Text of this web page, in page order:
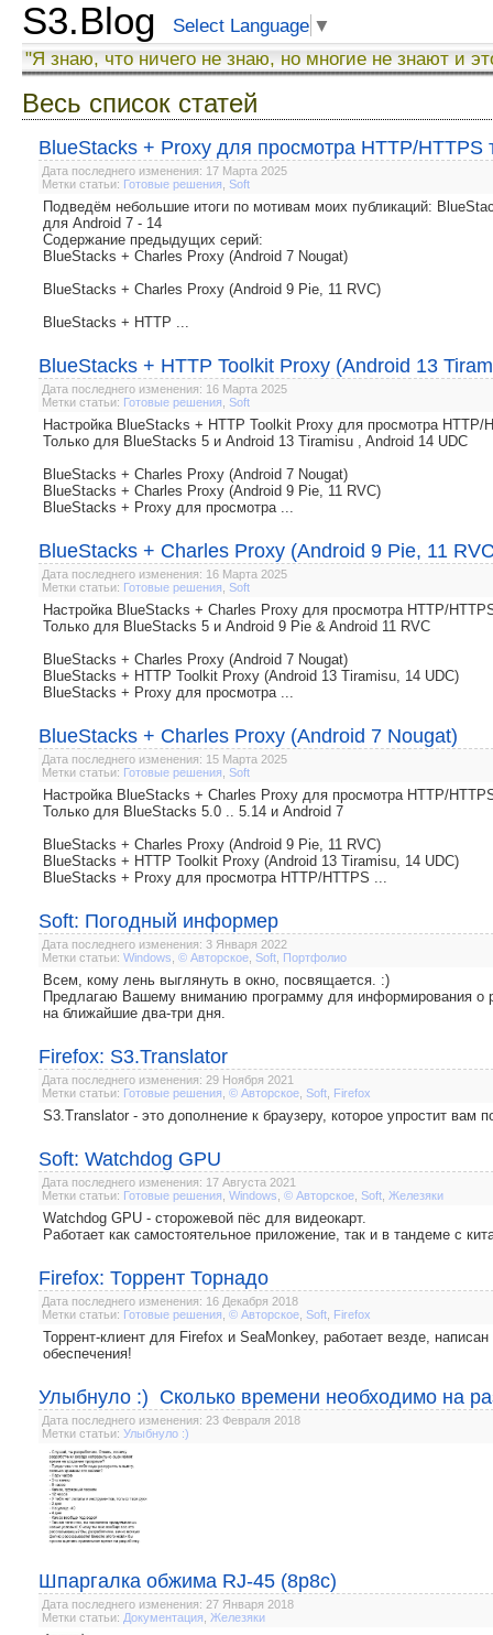
S3.Blog Select Language ▼
"Я знаю, что ничего не знаю, но многие не знают и
Весь список статей
BlueStacks + Proxy для просмотра HTTP/HTTPS
Дата последнего изменения: 17 Марта 2025
Метки статьи: Готовые решения Soft
Подведём небольшие итоги по мотивам моих публикаций:
для Android 7 - 14
Содержание предыдущих серий:
BlueStacks + Charles Proxy (Android 7 Nougat)
BlueStacks + Charles Proxy (Android 9 Pie, 11 RVC)
BlueStacks + HTTP ...
BlueStacks + HTTP Toolkit Proxy (Android 13
Дата последнего изменения: 16 Марта 2025
Метки статьи: Готовые решения Soft
Настройка BlueStacks + HTTP Toolkit Proxy для просмотра HTTP/
Только для BlueStacks 5 и Android 13 Tiramisu , Android 14 UDC
BlueStacks + Charles Proxy (Android 7 Nougat)
BlueStacks + Charles Proxy (Android 9 Pie, 11 RVC)
BlueStacks + Proxy для просмотра ...
BlueStacks + Charles Proxy (Android 9 Pie, 11
Дата последнего изменения: 16 Марта 2025
Метки статьи: Готовые решения Soft
Настройка BlueStacks + Charles Proxy для просмотра HTTP/
Только для BlueStacks 5 и Android 9 Pie & Android 11 RVC
BlueStacks + Charles Proxy (Android 7 Nougat)
BlueStacks + HTTP Toolkit Proxy (Android 13 Tiramisu, 14 UDC)
BlueStacks + Proxy для просмотра ...
BlueStacks + Charles Proxy (Android 7 Nougat)
Дата последнего изменения: 15 Марта 2025
Метки статьи: Готовые решения Soft
Настройка BlueStacks + Charles Proxy для просмотра HTTP/
Только для BlueStacks 5.0 .. 5.14 и Android 7
BlueStacks + Charles Proxy (Android 9 Pie, 11 RVC)
BlueStacks + HTTP Toolkit Proxy (Android 13 Tiramisu, 14 UDC)
BlueStacks + Proxy для просмотра HTTP/HTTPS ...
Soft: Погодный информер
Дата последнего изменения: 3 Января 2022
Метки статьи: Windows © Авторское Soft Портфолио
Всем, кому лень выглянуть в окно, посвящается. :)
Предлагаю Вашему вниманию программу для информирования о
на ближайшие два-три дня.
Firefox: S3.Translator
Дата последнего изменения: 29 Ноября 2021
Метки статьи: Готовые решения © Авторское Soft Firefox
S3.Translator - это дополнение к браузеру, которое упростит вам
Soft: Watchdog GPU
Дата последнего изменения: 17 Августа 2021
Метки статьи: Готовые решения Windows © Авторское Soft Железяки
Watchdog GPU - сторожевой пёс для видеокарт.
Работает как самостоятельное приложение, так и в тандеме с
Firefox: Торрент Торнадо
Дата последнего изменения: 16 Декабря 2018
Метки статьи: Готовые решения © Авторское Soft Firefox
Торрент-клиент для Firefox и SeaMonkey, работает везде,
обеспечения!
Улыбнуло :) Сколько времени необходимо на
Дата последнего изменения: 23 Февраля 2018
Метки статьи: Улыбнуло :)
Шпаргалка обжима RJ-45 (8p8c)
Дата последнего изменения: 27 Января 2018
Метки статьи: Документация Железяки